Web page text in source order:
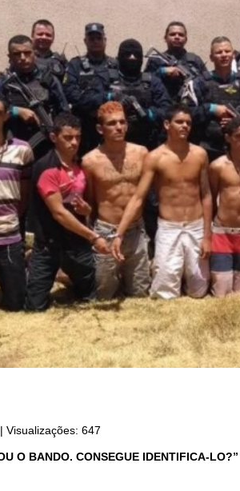
| Visualizações: 647
O BANDO. CONSEGUE IDENTIFICA-LO?”